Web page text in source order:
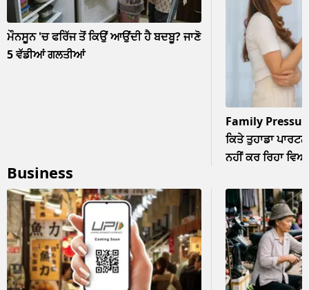
ਮੌਨਸੂਨ 'ਚ ਫਰਿੱਜ ਤੋਂ ਕਿਉਂ ਆਉਂਦੀ ਹੈ ਬਦਬੂ? ਜਾਣੋ
5 ਵੱਡੀਆਂ ਗਲਤੀਆਂ
Family
ਕਿਤੇ ਤੁਹਾਡਾ
ਨਹੀਂ ਕਰ ਰਿਹਾ
Business